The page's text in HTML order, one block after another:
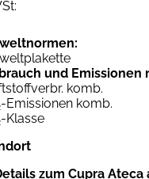
und Emissionen
komb.
-Emissionen komb.
-Klasse
zum Cupra Ateca